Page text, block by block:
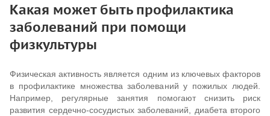
Какая может быть профилактика
заболеваний при помощи
физкультуры
Физическая активность является одним из ключевых факторов
в профилактике множества заболеваний у пожилых людей.
Например, регулярные занятия помогают снизить риск
развития сердечно-сосудистых заболеваний, диабета второго